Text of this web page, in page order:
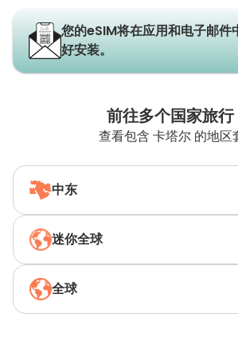
您的eSIM将在应用和电子邮件
好安装。
前往多个国家旅行
查看包含 卡塔尔 的地区
中东
迷你全球
全球